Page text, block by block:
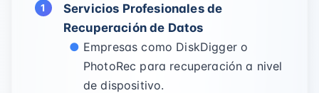
Servicios Profesionales de
Recuperación de Datos
Empresas como DiskDigger o
PhotoRec para recuperación a nivel
de dispositivo.